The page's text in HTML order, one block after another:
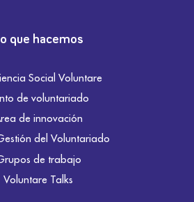
que hacemos
Social Voluntare
de voluntariado
de innovación
del Voluntariado
de trabajo
Voluntare Talks